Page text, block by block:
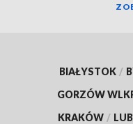
BIAŁYSTOK /
GORZÓW
KRAKÓW /